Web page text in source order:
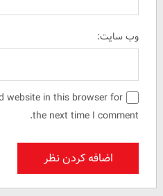
وب سایت:
website in this browser for
the next time I comment.